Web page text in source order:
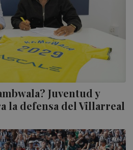
Juventud y
la defensa del Villarreal